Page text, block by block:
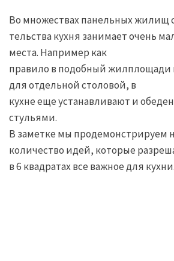
Во множествах панельных жилищ
тельства кухня занимает очень
места. Например как
правило в подобный жилплощади
для отдельной столовой, в
кухне еще устанавливают и
стульями.
В заметке мы продемонстрируем
количество идей, которые
в 6 квадратах все важное для кухни.